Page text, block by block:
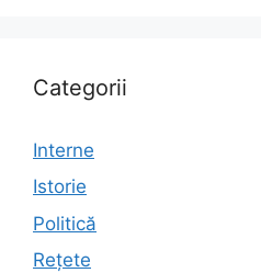
Categorii
Interne
Istorie
Politică
Rețete